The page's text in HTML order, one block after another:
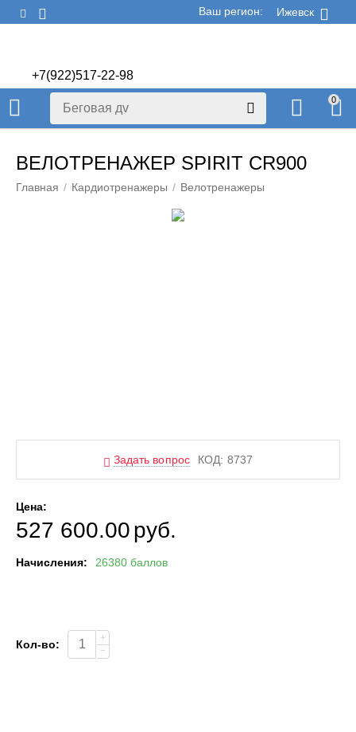
Ижевск
Ваш регион:
+7(922)517-22-98
+7(922)506-70-60
0
ВЕЛОТРЕНАЖЕР SPIRIT CR900
Главная / Кардиотренажеры / Велотренажеры
Задать вопрос КОД: 8737
Цена:
527 600.00руб.
Начисления: 26380 баллов
Кол-во:
+
−